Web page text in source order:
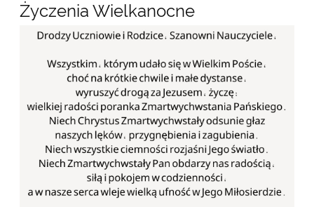
Życzenia Wielkanocne